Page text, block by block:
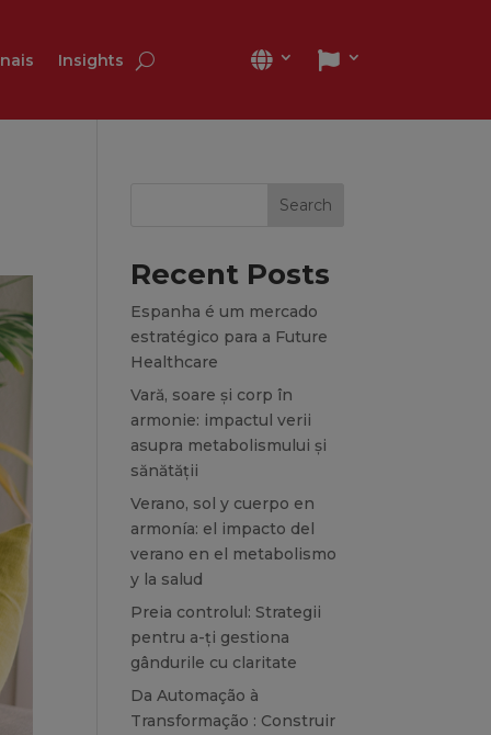
Insights
Search
Recent Posts
Espanha é um mercado
estratégico para a Future
Healthcare
Vară, soare și corp în
armonie: impactul verii
asupra metabolismului și
sănătății
Verano, sol y cuerpo en
armonía: el impacto del
verano en el metabolismo
y la salud
Preia controlul: Strategii
pentru a-ți gestiona
gândurile cu claritate
Da Automação à
Transformação : Construir